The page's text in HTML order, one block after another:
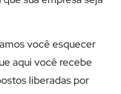
você esquecer
aqui você recebe
liberadas por